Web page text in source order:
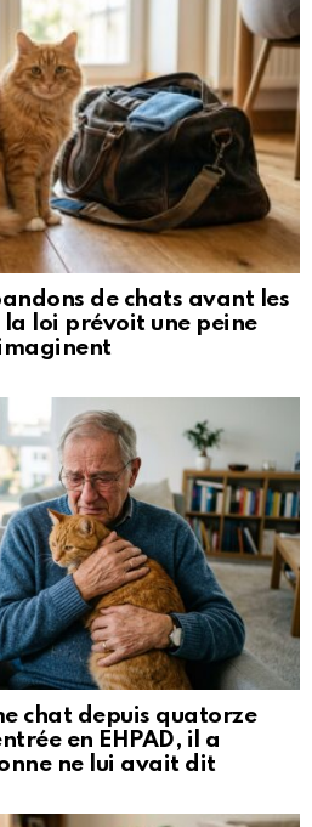
de chats avant les
loi prévoit une peine
chat depuis quatorze
en EHPAD, il a
ne lui avait dit